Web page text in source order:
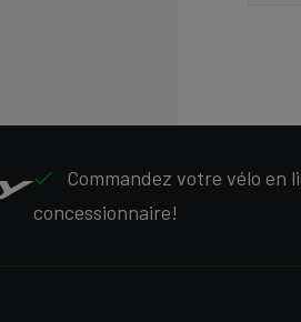
Commandez votre vélo en
concessionnaire!